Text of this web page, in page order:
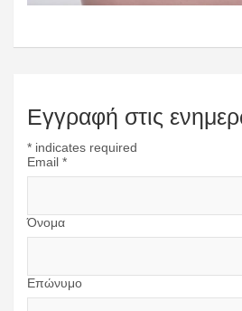
Εγγραφή στις
* indicates required
Email *
Όνομα
Επώνυμο